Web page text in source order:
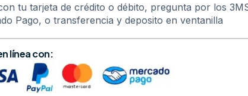
tu tarjeta de crédito o débito, pregunta por los
Pago, o transferencia y deposito en ventanilla
línea con: